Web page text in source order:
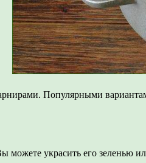
Популярными
украсить его зеленью